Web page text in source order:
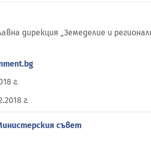
дирекция „Земеделие и
г.
г.
съвет